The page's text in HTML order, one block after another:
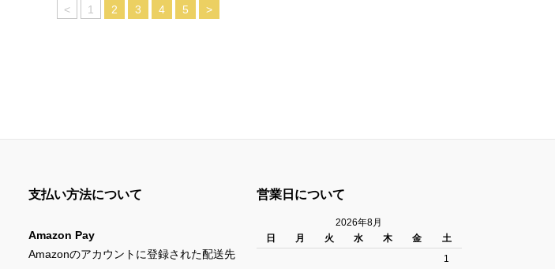
< 1 2 3 4 5 >
支払い方法について
Amazon Pay
Amazonのアカウントに登録された配送先
営業日について
2026年8月
日
月 火 水 木 金
土
1